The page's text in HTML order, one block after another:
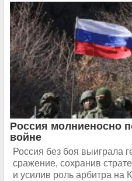
Россия молниеносно
войне
Россия без боя выиграла
сражение, сохранив
и усилив роль арбитра на